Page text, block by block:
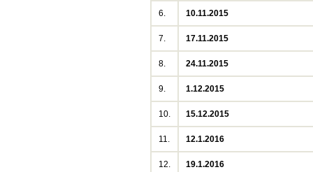
6. 10.11.2015
7. 17.11.2015
8. 24.11.2015
9. 1.12.2015
10. 15.12.2015
11. 12.1.2016
12. 19.1.2016